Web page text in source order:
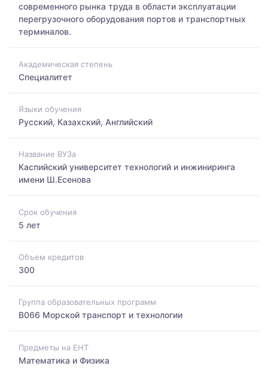
современного рынка труда в области эксплуатации
перегрузочного оборудования портов и транспортных
терминалов.
Академическая степень
Специалитет
Языки обучения
Русский, Казахский, Английский
Название ВУЗа
Каспийский университет технологий и инжиниринга
имени Ш.Есенова
Срок обучения
5 лет
Объем кредитов
300
Группа образовательных программ
B066 Морской транспорт и технологии
Предметы на ЕНТ
Математика и Физика